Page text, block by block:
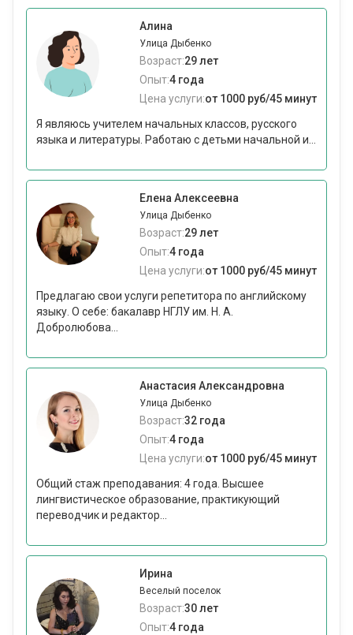
Алина
Улица Дыбенко
Возраст:29 лет
Опыт:4 года
Цена услуги:от 1000 руб/45 минут
Я являюсь учителем начальных классов, русского
языка и литературы. Работаю с детьми начальной и...
Елена Алексеевна
Улица Дыбенко
Возраст:29 лет
Опыт:4 года
Цена услуги:от 1000 руб/45 минут
Предлагаю свои услуги репетитора по английскому
языку. О себе: бакалавр НГЛУ им. Н. А.
Добролюбова...
Анастасия Александровна
Улица Дыбенко
Возраст:32 года
Опыт:4 года
Цена услуги:от 1000 руб/45 минут
Общий стаж преподавания: 4 года. Высшее
лингвистическое образование, практикующий
переводчик и редактор...
Ирина
Веселый поселок
Возраст:30 лет
Опыт:4 года